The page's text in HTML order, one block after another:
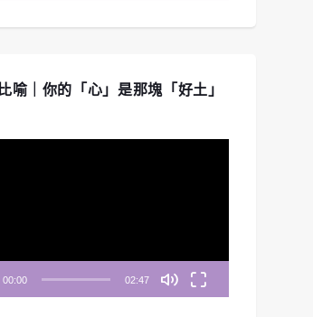
喻｜你的「心」是那塊「好土」
00:00 02:47